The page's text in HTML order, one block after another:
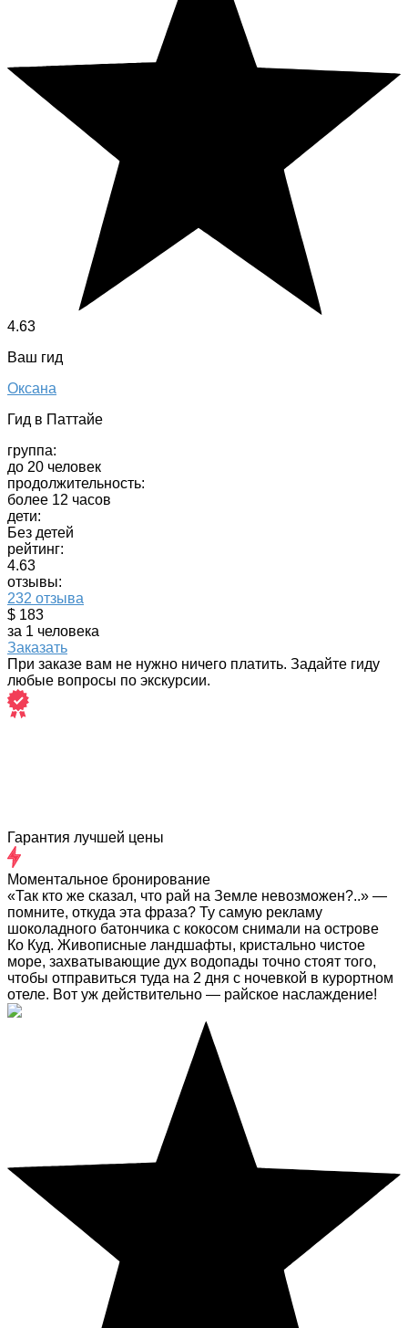
4.63
Ваш гид
Оксана
Гид в Паттайе
группа:
до 20 человек
продолжительность:
более 12 часов
дети:
Без детей
рейтинг:
4.63
отзывы:
232 отзыва
$ 183
за 1 человека
Заказать
При заказе вам не нужно ничего платить. Задайте гиду
любые вопросы по экскурсии.
Гарантия лучшей цены
Моментальное бронирование
«Так кто же сказал, что рай на Земле невозможен?..» —
помните, откуда эта фраза? Ту самую рекламу
шоколадного батончика с кокосом снимали на острове
Ко Куд. Живописные ландшафты, кристально чистое
море, захватывающие дух водопады точно стоят того,
чтобы отправиться туда на 2 дня с ночевкой в курортном
отеле. Вот уж действительно — райское наслаждение!